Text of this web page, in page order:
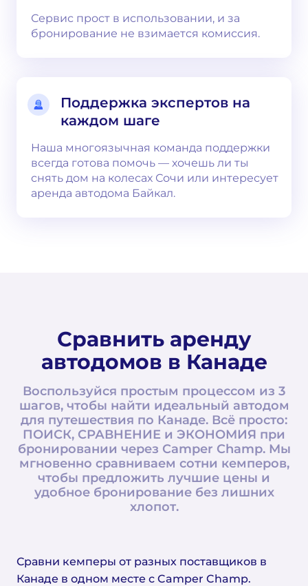
Сервис прост в использовании, и за
бронирование не взимается комиссия.
Поддержка экспертов на
каждом шаге
Наша многоязычная команда поддержки
всегда готова помочь — хочешь ли ты
снять дом на колесах Сочи или интересует
аренда автодома Байкал.
Сравнить аренду
автодомов в Канаде
Воспользуйся простым процессом из 3
шагов, чтобы найти идеальный автодом
для путешествия по Канаде. Всё просто:
ПОИСК, СРАВНЕНИЕ и ЭКОНОМИЯ при
бронировании через Camper Champ. Мы
мгновенно сравниваем сотни кемперов,
чтобы предложить лучшие цены и
удобное бронирование без лишних
хлопот.
Сравни кемперы от разных поставщиков в
Канаде в одном месте с Camper Champ.